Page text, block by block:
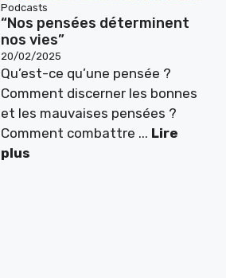
Podcasts
“Nos pensées déterminent
nos vies”
20/02/2025
Qu’est-ce qu’une pensée ?
Comment discerner les bonnes
et les mauvaises pensées ?
Comment combattre ... Lire
plus